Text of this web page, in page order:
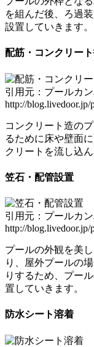
を組んだ後、ろ過
設置していきます。
配筋・コンクリー
引用元：プールカ
http://blog.livedoor.jp/
コンクリート造のプ
るために床や壁面
クリートを流し込ん
笠石・配管設置
引用元：プールカ
http://blog.livedoor.jp/
プールの外観を美
り、屋外プールの
りするため、プー
置していきます。
防水シート溶着